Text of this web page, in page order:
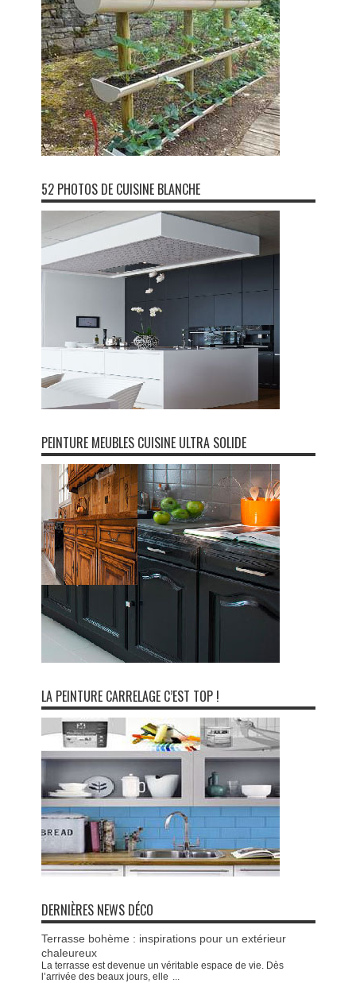
52 PHOTOS DE CUISINE BLANCHE
PEINTURE MEUBLES CUISINE ULTRA SOLIDE
LA PEINTURE CARRELAGE C’EST TOP !
DERNIÈRES NEWS DÉCO
Terrasse bohème : inspirations pour un extérieur
chaleureux
La terrasse est devenue un véritable espace de vie. Dès
l’arrivée des beaux jours, elle ...